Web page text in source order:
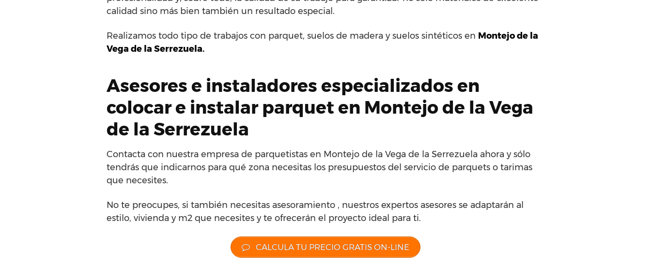
calidad sino más bien también un resultado especial.
Realizamos todo tipo de trabajos con parquet, suelos de madera y suelos sintéticos en Montejo de la
Vega de la Serrezuela.
Asesores e instaladores especializados en
colocar e instalar parquet en Montejo de la Vega
de la Serrezuela
Contacta con nuestra empresa de parquetistas en Montejo de la Vega de la Serrezuela ahora y sólo
tendrás que indicarnos para qué zona necesitas los presupuestos del servicio de parquets o tarimas
que necesites.
No te preocupes, si también necesitas asesoramiento , nuestros expertos asesores se adaptarán al
estilo, vivienda y m2 que necesites y te ofrecerán el proyecto ideal para ti.
CALCULA TU PRECIO GRATIS ON-LINE